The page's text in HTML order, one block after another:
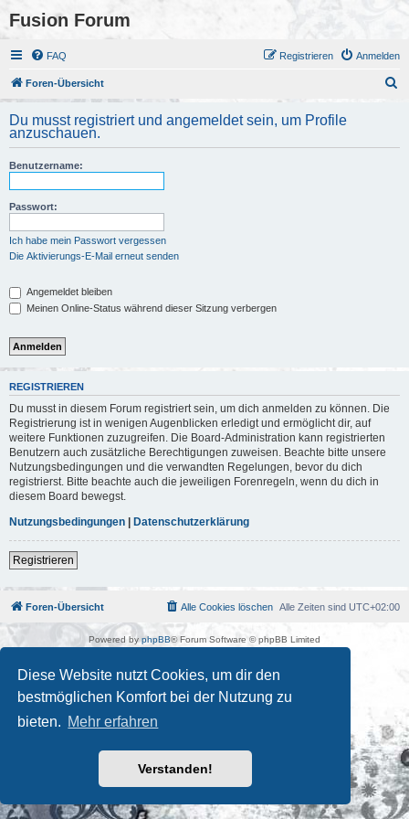
Diese Website nutzt Cookies, um dir den
bestmöglichen Komfort bei der Nutzung zu
bieten. Mehr erfahren
Verstanden!
Fusion Forum
FAQ Anmelden
Registrieren
Foren-Übersicht
h
Du musst registriert und angemeldet sein, um Profile
anzuschauen.
Benutzername:
Passwort:
Ich habe mein Passwort vergessen
Die Aktivierungs-E-Mail erneut senden
Angemeldet bleiben
Meinen Online-Status während dieser Sitzung verbergen
REGISTRIEREN
Du musst in diesem Forum registriert sein, um dich anmelden zu können. Die
Registrierung ist in wenigen Augenblicken erledigt und ermöglicht dir, auf
weitere Funktionen zuzugreifen. Die Board-Administration kann registrierten
Benutzern auch zusätzliche Berechtigungen zuweisen. Beachte bitte unsere
Nutzungsbedingungen und die verwandten Regelungen, bevor du dich
registrierst. Bitte beachte auch die jeweiligen Forenregeln, wenn du dich in
diesem Board bewegst.
Nutzungsbedingungen | Datenschutzerklärung
Registrieren
Foren-Übersicht Alle Zeiten sind UTC+02:00
Alle Cookies löschen
Powered by phpBB® Forum Software © phpBB Limited
Kulturkosmos Müritz e.V|Fusion Festival|Mastodon